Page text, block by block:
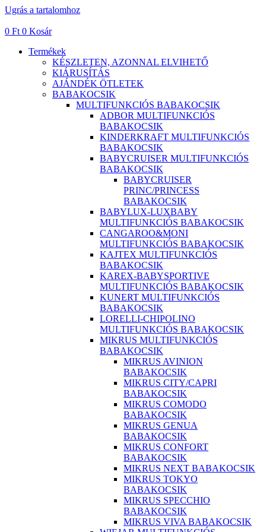
Ugrás a tartalomhoz
0 Ft 0 Kosár
Termékek
KÉSZLETEN, AZONNAL ELVIHETŐ
KIÁRUSÍTÁS
AJÁNDÉK ÖTLETEK
BABAKOCSIK
MULTIFUNKCIÓS BABAKOCSIK
ADBOR MULTIFUNKCIÓS
BABAKOCSIK
KINDERKRAFT MULTIFUNKCIÓS
BABAKOCSIK
BABYCRUISER MULTIFUNKCIÓS
BABAKOCSIK
BABYCRUISER
PRINC/PRINCESS
BABAKOCSIK
BABYLUX-LUXBABY
MULTIFUNKCIÓS BABAKOCSIK
CANGAROO&MONI
MULTIFUNKCIÓS BABAKOCSIK
KAJTEX MULTIFUNKCIÓS
BABAKOCSIK
KAREX-BABYSPORTIVE
MULTIFUNKCIÓS BABAKOCSIK
KUNERT MULTIFUNKCIÓS
BABAKOCSIK
LORELLI-CHIPOLINO
MULTIFUNKCIÓS BABAKOCSIK
MIKRUS MULTIFUNKCIÓS
BABAKOCSIK
MIKRUS AVINION
BABAKOCSIK
MIKRUS CITY/CAPRI
BABAKOCSIK
MIKRUS COMODO
BABAKOCSIK
MIKRUS GENUA
BABAKOCSIK
MIKRUS CONFORT
BABAKOCSIK
MIKRUS NEXT BABAKOCSIK
MIKRUS TOKYO
BABAKOCSIK
MIKRUS SPECCHIO
BABAKOCSIK
MIKRUS VIVA BABAKOCSIK